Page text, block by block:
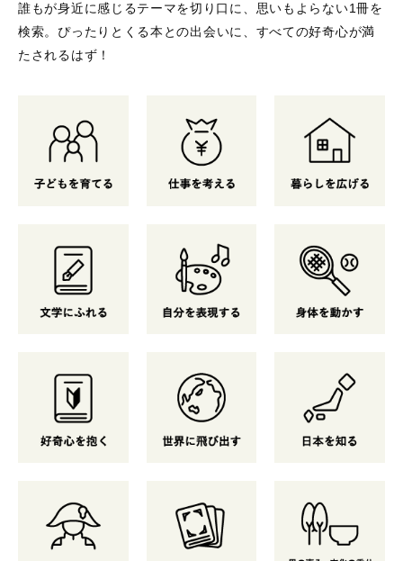
誰もが身近に感じるテーマを切り口に、思いもよらない1冊を
検索。 ぴったりとくる本との出会いに、すべての好奇心が満
たされるはず！